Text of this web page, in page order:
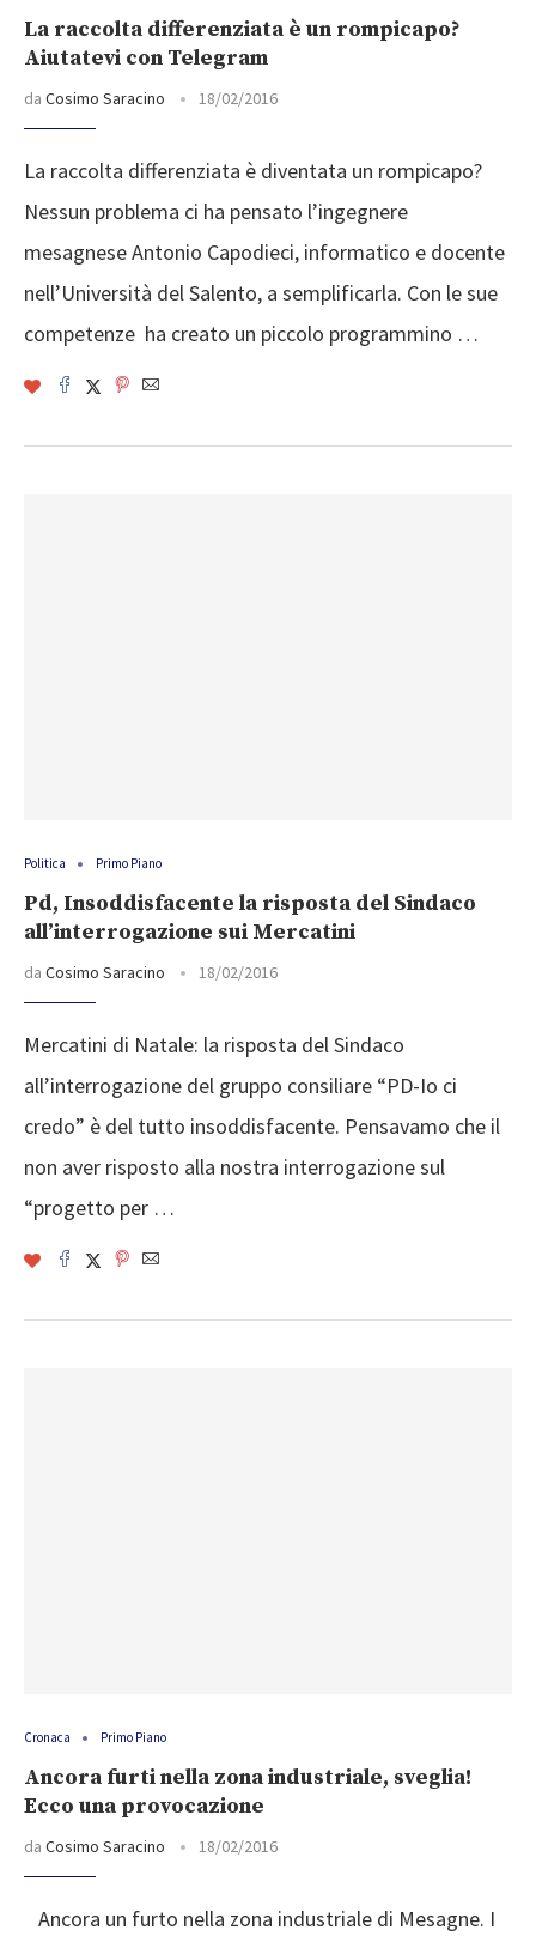
La raccolta differenziata è un rompicapo?
Aiutatevi con Telegram
da Cosimo Saracino 18/02/2016
La raccolta differenziata è diventata un rompicapo?
Nessun problema ci ha pensato l’ingegnere
mesagnese Antonio Capodieci, informatico e docente
nell’Università del Salento, a semplificarla. Con le sue
competenze ha creato un piccolo programmino …
Politica Primo Piano
Pd, Insoddisfacente la risposta del Sindaco
all’interrogazione sui Mercatini
da Cosimo Saracino 18/02/2016
Mercatini di Natale: la risposta del Sindaco
all’interrogazione del gruppo consiliare “PD-Io ci
credo” è del tutto insoddisfacente. Pensavamo che il
non aver risposto alla nostra interrogazione sul
“progetto per …
Cronaca Primo Piano
Ancora furti nella zona industriale, sveglia!
Ecco una provocazione
da Cosimo Saracino 18/02/2016
Ancora un furto nella zona industriale di Mesagne. I